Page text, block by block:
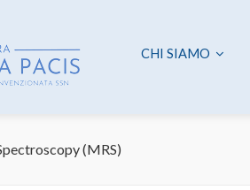
CHI SIAMO
(MRS)